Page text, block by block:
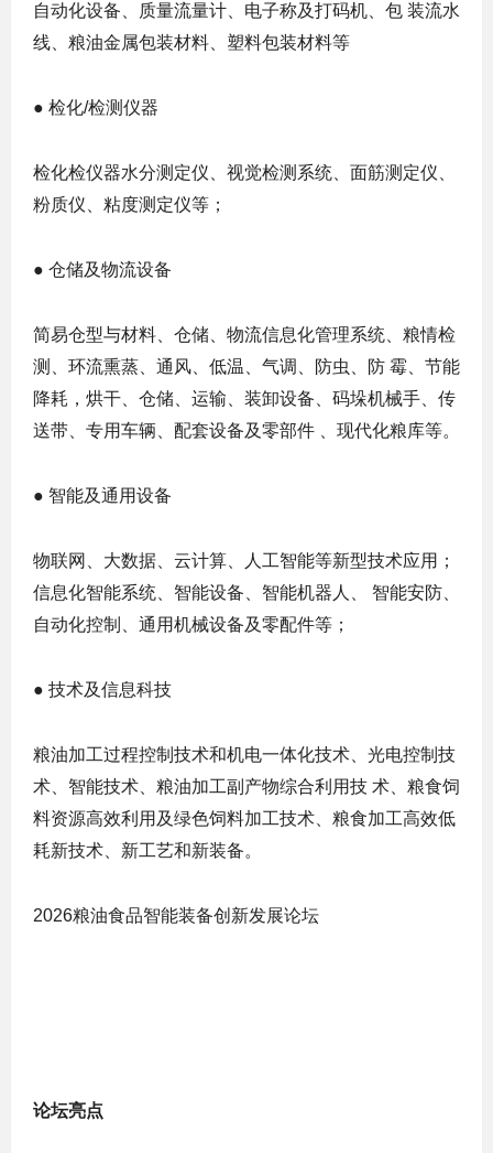
自动化设备、质量流量计、电子称及打码机、包 装流水
线、粮油金属包装材料、塑料包装材料等
● 检化/检测仪器
检化检仪器水分测定仪、视觉检测系统、面筋测定仪、
粉质仪、粘度测定仪等；
● 仓储及物流设备
简易仓型与材料、仓储、物流信息化管理系统、粮情检
测、环流熏蒸、通风、低温、气调、防虫、防 霉、节能
降耗，烘干、仓储、运输、装卸设备、码垛机械手、传
送带、专用车辆、配套设备及零部件 、现代化粮库等。
● 智能及通用设备
物联网、大数据、云计算、人工智能等新型技术应用；
信息化智能系统、智能设备、智能机器人、 智能安防、
自动化控制、通用机械设备及零配件等；
● 技术及信息科技
粮油加工过程控制技术和机电一体化技术、光电控制技
术、智能技术、粮油加工副产物综合利用技 术、粮食饲
料资源高效利用及绿色饲料加工技术、粮食加工高效低
耗新技术、新工艺和新装备。
2026粮油食品智能装备创新发展论坛
论坛亮点